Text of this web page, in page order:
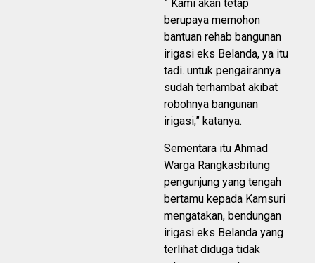
” Kami akan tetap
berupaya memohon
bantuan rehab bangunan
irigasi eks Belanda, ya itu
tadi. untuk pengairannya
sudah terhambat akibat
robohnya bangunan
irigasi,” katanya.
Sementara itu Ahmad
Warga Rangkasbitung
pengunjung yang tengah
bertamu kepada Kamsuri
mengatakan, bendungan
irigasi eks Belanda yang
terlihat diduga tidak